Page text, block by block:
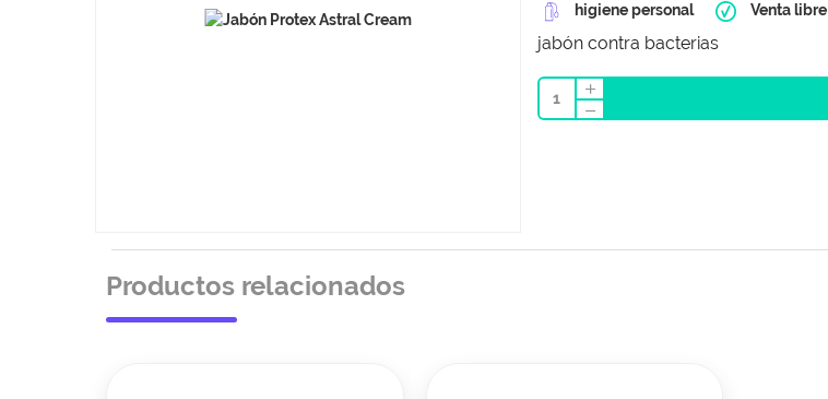
higiene personal
Venta libre
jabón contra bacterias
1
Productos relacionados